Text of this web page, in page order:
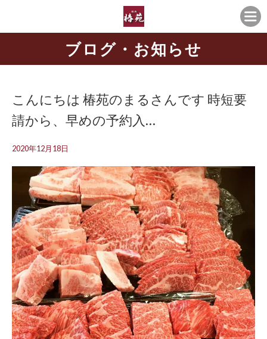
ブログ・お知らせ
こんにちは️ 椿苑のまるさんです 時短要
請から、早めの予約入…
2020年12月18日